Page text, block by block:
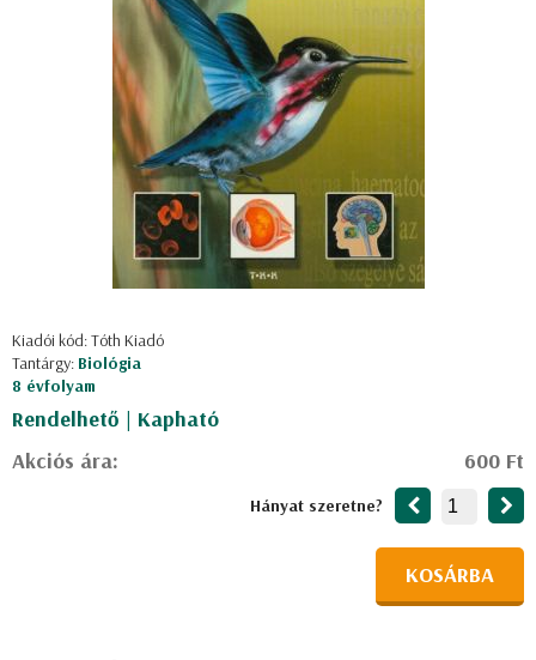
Kiadói kód: Tóth Kiadó
Tantárgy: Biológia
8 évfolyam
Rendelhető | Kapható
Akciós ára:
600 Ft
Hányat szeretne?
KOSÁRBA